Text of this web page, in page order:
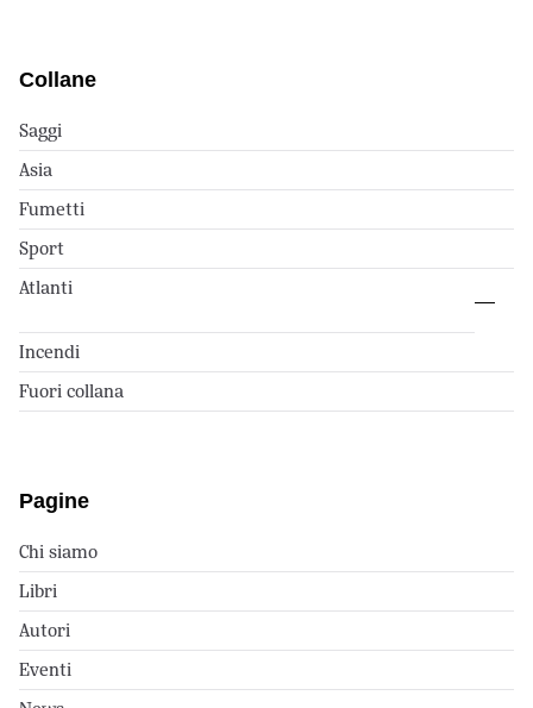
Collane
Saggi
Asia
Fumetti
Sport
Atlanti
Incendi
Fuori collana
Pagine
Chi siamo
Libri
Autori
Eventi